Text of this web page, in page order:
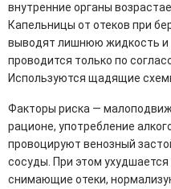
внутренние органы
Капельницы от отеков при
выводят лишнюю жидкость и
проводится только по
Используются щадящие
Факторы риска —
рационе, употребление
провоцируют венозный
сосуды. При этом
снимающие отеки,